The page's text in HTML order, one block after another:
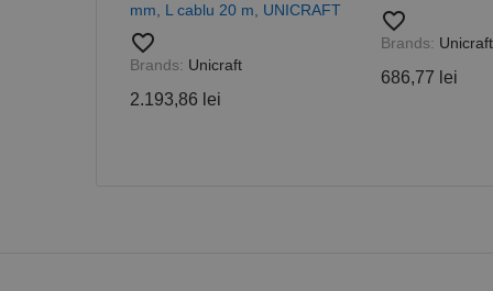
mm, L cablu 20 m, UNICRAFT
favorite_border
Brands: Unicraft
2.193,86 lei
favorite_border
Brands: Unicraft
686,77 lei
Nume
Furnizor /
Nume
PrestaShop-
sib_cuid